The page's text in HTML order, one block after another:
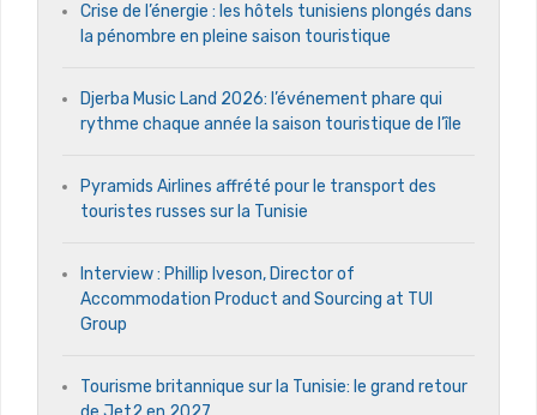
Crise de l’énergie : les hôtels tunisiens plongés dans
la pénombre en pleine saison touristique
Djerba Music Land 2026: l’événement phare qui
rythme chaque année la saison touristique de l’île
Pyramids Airlines affrété pour le transport des
touristes russes sur la Tunisie
Interview : Phillip Iveson, Director of
Accommodation Product and Sourcing at TUI
Group
Tourisme britannique sur la Tunisie: le grand retour